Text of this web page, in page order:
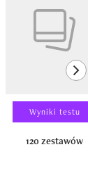
Wyniki testu
120 zestawów